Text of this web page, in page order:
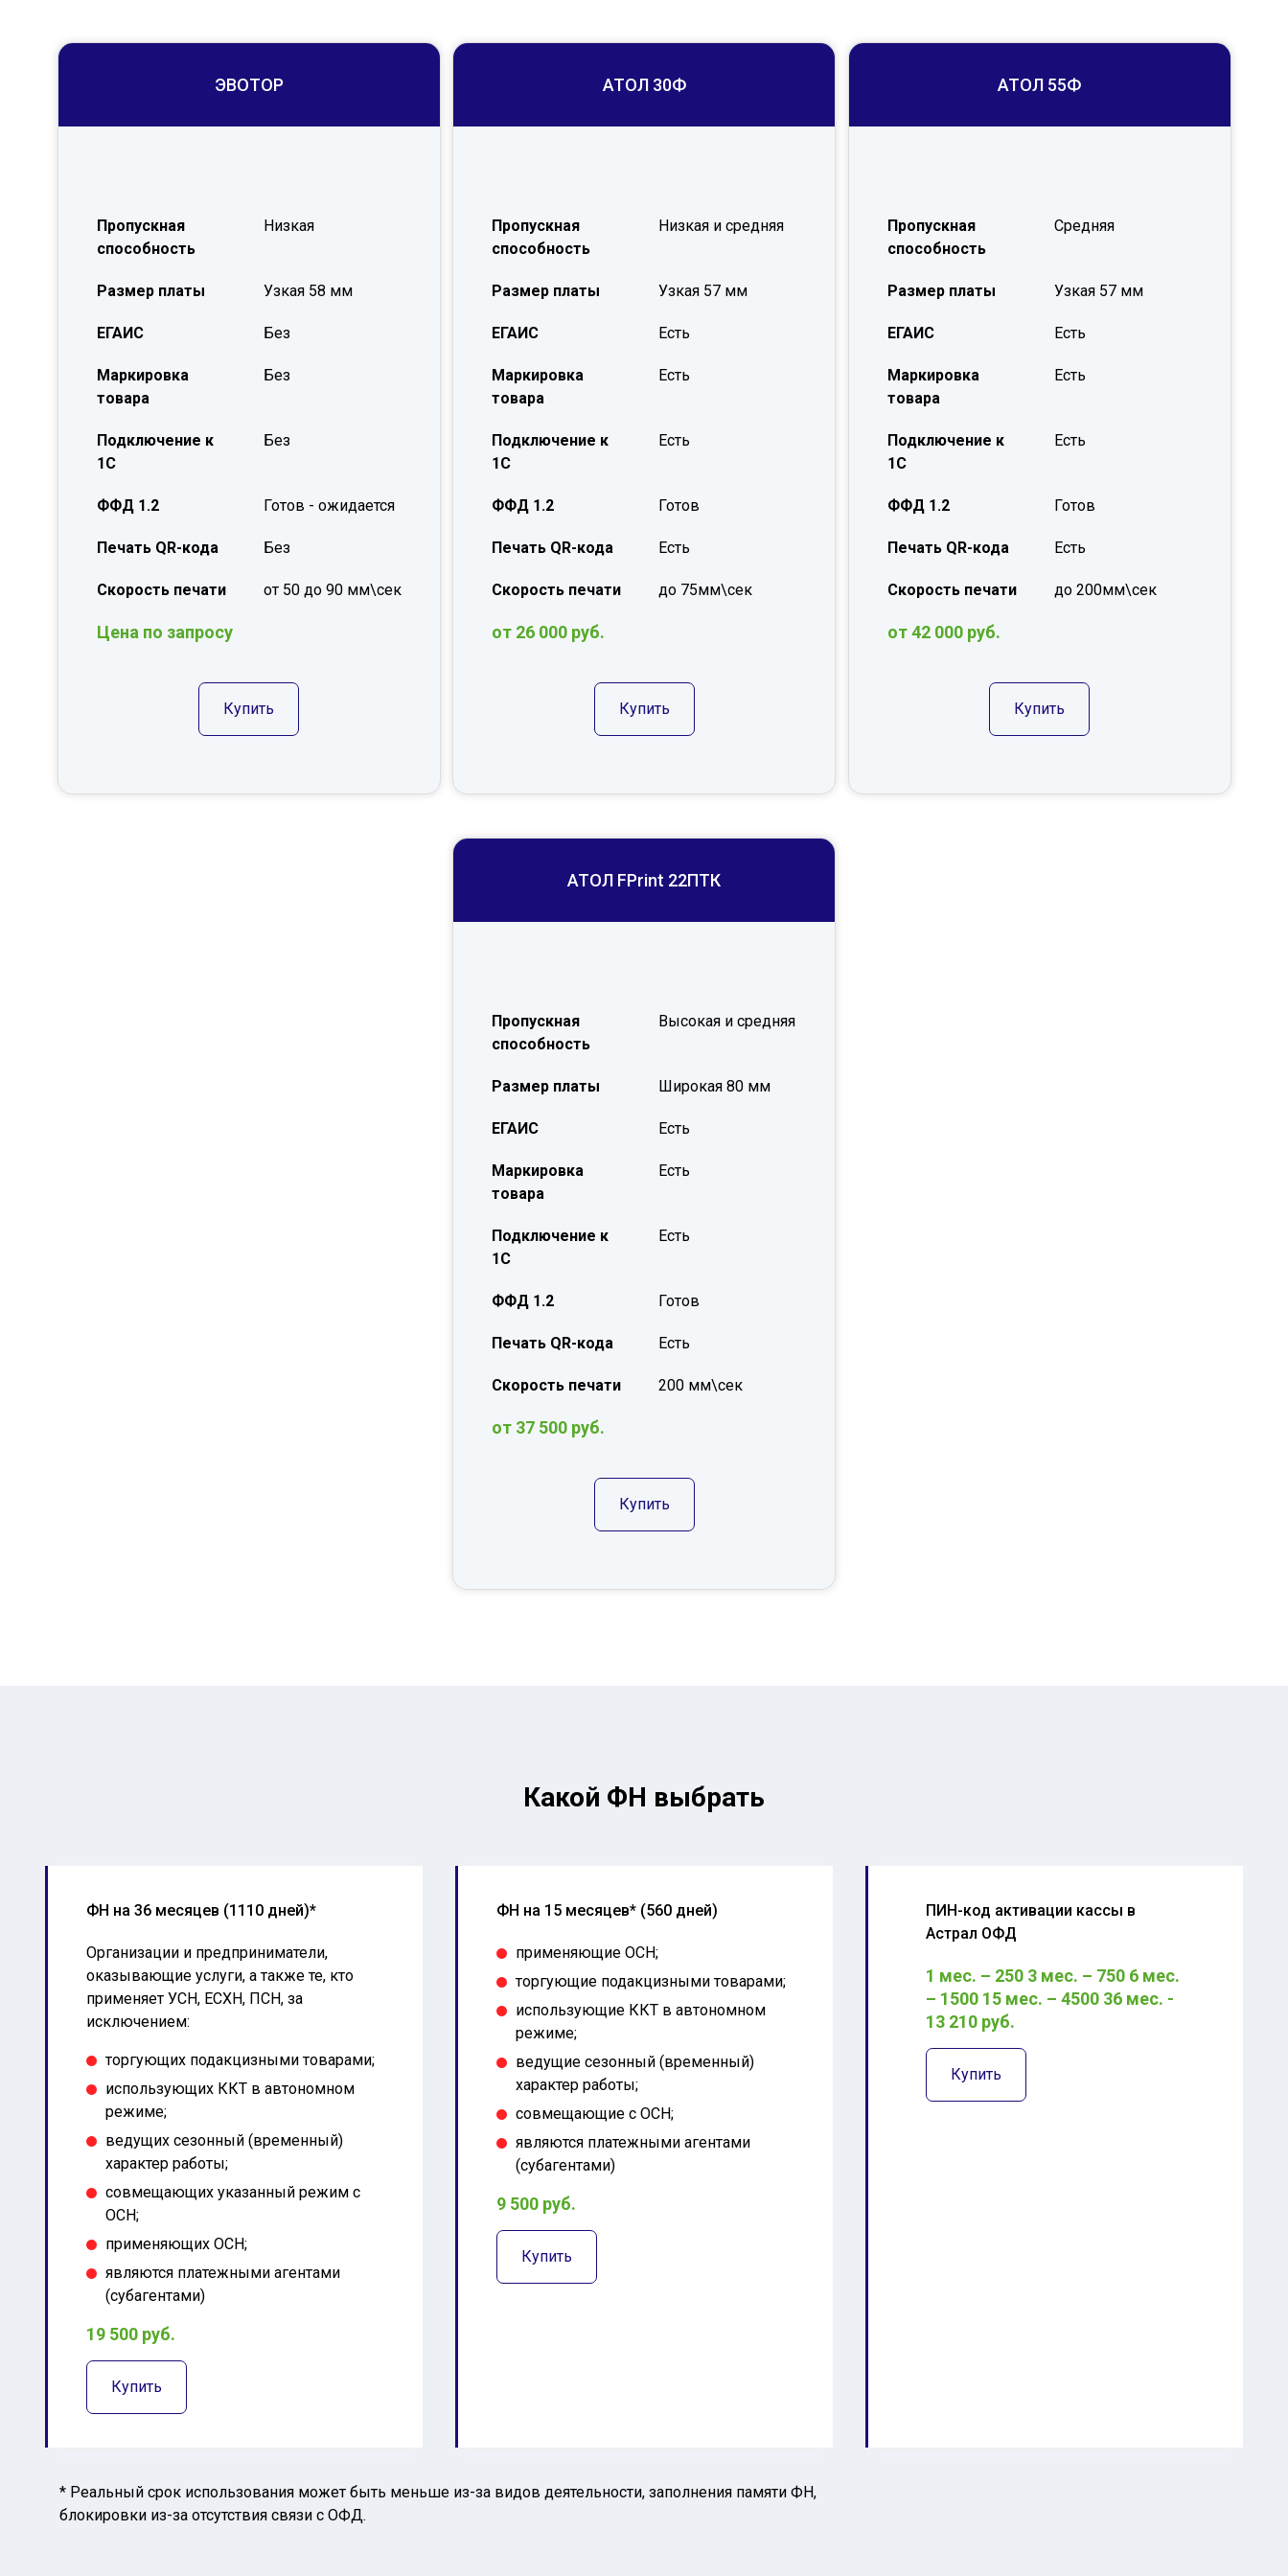
ЭВОТОР
Пропускная
способность
Низкая
Размер платы Узкая 58 мм
ЕГАИС Без
Маркировка
товара
Без
Подключение к
1С
Без
ФФД 1.2 Готов - ожидается
Печать QR-кода Без
Скорость печати от 50 до 90 мм\сек
Цена по запросу
Купить
АТОЛ 30Ф
Пропускная
способность
Низкая и средняя
Размер платы Узкая 57 мм
ЕГАИС Есть
Маркировка
товара
Есть
Подключение к
1С
Есть
ФФД 1.2 Готов
Печать QR-кода Есть
Скорость печати до 75мм\сек
от 26 000 руб.
Купить
АТОЛ 55Ф
Пропускная
способность
Средняя
Размер платы Узкая 57 мм
ЕГАИС Есть
Маркировка
товара
Есть
Подключение к
1С
Есть
ФФД 1.2 Готов
Печать QR-кода Есть
Скорость печати до 200мм\сек
от 42 000 руб.
Купить
АТОЛ FPrint 22ПТК
Пропускная
способность
Высокая и средняя
Размер платы Широкая 80 мм
ЕГАИС Есть
Маркировка
товара
Есть
Подключение к
1С
Есть
ФФД 1.2 Готов
Печать QR-кода Есть
Скорость печати 200 мм\сек
от 37 500 руб.
Купить
Какой ФН выбрать
ФН на 36 месяцев (1110 дней)*
Организации и предприниматели,
оказывающие услуги, а также те, кто
применяет УСН, ЕСХН, ПСН, за
исключением:
торгующих подакцизными товарами;
использующих ККТ в автономном
режиме;
ведущих сезонный (временный)
характер работы;
совмещающих указанный режим с
ОСН;
применяющих ОСН;
являются платежными агентами
(субагентами)
19 500 руб.
Купить
ФН на 15 месяцев* (560 дней)
применяющие ОСН;
торгующие подакцизными товарами;
использующие ККТ в автономном
режиме;
ведущие сезонный (временный)
характер работы;
совмещающие с ОСН;
являются платежными агентами
(субагентами)
9 500 руб.
Купить
ПИН-код активации кассы в
Астрал ОФД
1 мес. – 250 3 мес. – 750 6 мес.
– 1500 15 мес. – 4500 36 мес. -
13 210 руб.
Купить
* Реальный срок использования может быть меньше из-за видов деятельности, заполнения памяти ФН,
блокировки из-за отсутствия связи с ОФД.